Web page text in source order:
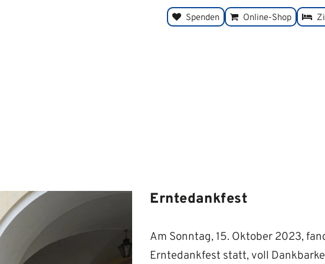
Spenden Online-Shop
Erntedankfest
Am Sonntag, 15. Oktober 2023,
Erntedankfest statt, voll